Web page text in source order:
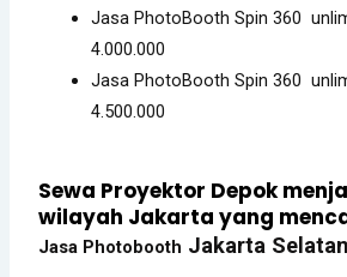
Jasa PhotoBooth Spin 360
4.000.000
Jasa PhotoBooth Spin 360
4.500.000
Sewa Proyektor Depok
wilayah Jakarta yang
Jasa Photobooth Jakarta Selatan